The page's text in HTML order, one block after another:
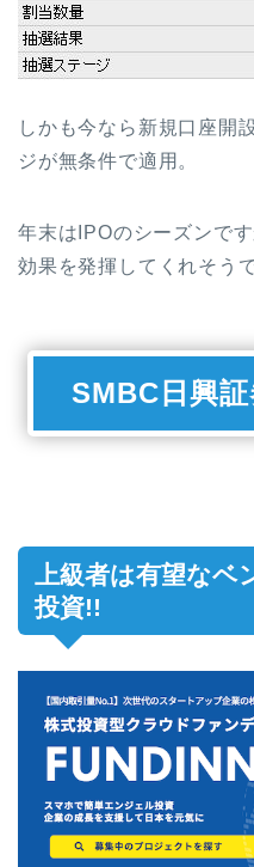
しかも今なら新規口座開
ジが無条件で適用。
年末はIPOのシーズンで
効果を発揮してくれそう
SMBC日興
上級者は有望なベ
投資!!